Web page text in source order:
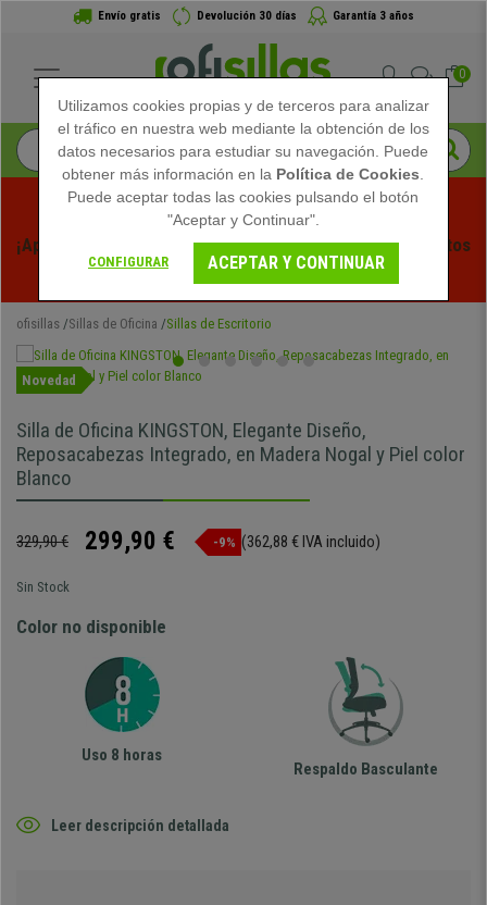
Envío gratis Devolución 30 días Garantía 3 años
0
¡Aprovecha las Rebajas de Verano en Ofisillas! Descuentos
Exclusivos por Tiempo Limitado - Ver Promo
ofisillas Sillas de Oficina Sillas de Escritorio
Novedad
Silla de Oficina KINGSTON, Elegante Diseño,
Reposacabezas Integrado, en Madera Nogal y Piel color
Blanco
329,90 € 299,90 € -9% (362,88 € IVA incluido)
Sin Stock
Color no disponible
Uso 8 horas
Respaldo Basculante
Leer descripción detallada
Utilizamos cookies propias y de terceros para analizar
el tráfico en nuestra web mediante la obtención de los
datos necesarios para estudiar su navegación. Puede
obtener más información en la Política de Cookies
Puede aceptar todas las cookies pulsando el botón
"Aceptar y Continuar".
CONFIGURAR ACEPTAR Y CONTINUAR